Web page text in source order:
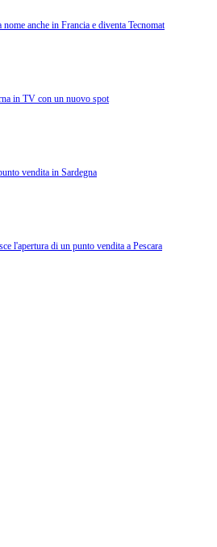
anche in Francia e diventa Tecnomat
in TV con un nuovo spot
vendita in Sardegna
l'apertura di un punto vendita a Pescara